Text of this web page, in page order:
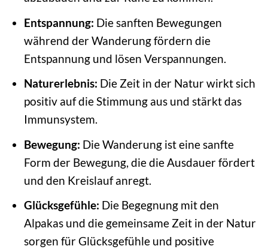
Entspannung: Die sanften Bewegungen
während der Wanderung fördern die
Entspannung und lösen Verspannungen.
Naturerlebnis: Die Zeit in der Natur wirkt sich
positiv auf die Stimmung aus und stärkt das
Immunsystem.
Bewegung: Die Wanderung ist eine sanfte
Form der Bewegung, die die Ausdauer fördert
und den Kreislauf anregt.
Glücksgefühle: Die Begegnung mit den
Alpakas und die gemeinsame Zeit in der Natur
sorgen für Glücksgefühle und positive